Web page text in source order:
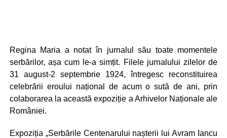
Regina Maria a notat în jurnalul său toate momentele
serbărilor, așa cum le-a simțit. Filele jurnalului zilelor de
31 august-2 septembrie 1924, întregesc reconstituirea
celebrării eroului național de acum o sută de ani, prin
colaborarea la această expoziție a Arhivelor Naționale ale
României.
Expoziția „Serbările Centenarului nașterii lui Avram Iancu